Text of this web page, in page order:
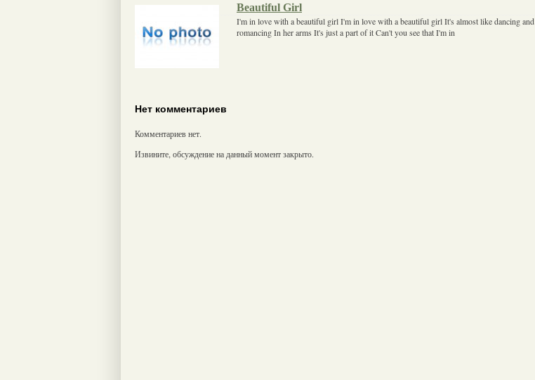
Beautiful Girl
I'm in love with a beautiful girl I'm in love with a beautiful girl It's almost like dancing and
romancing In her arms It's just a part of it Can't you see that I'm in
Нет комментариев
Комментариев нет.
Извините, обсуждение на данный момент закрыто.